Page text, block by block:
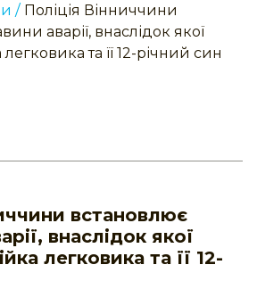
/ Поліція Вінниччини
аварії, внаслідок якої
та її 12-річний син
встановлює
внаслідок якої
легковика та її 12-